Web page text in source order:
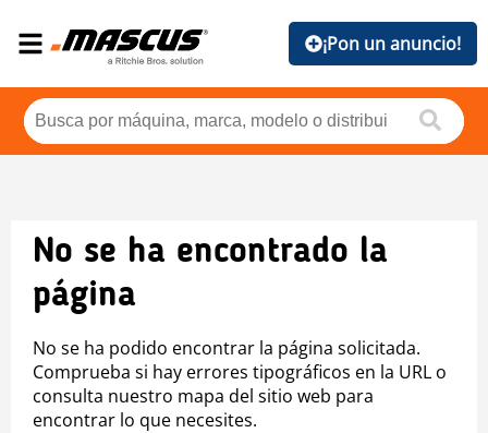
¡Pon un anuncio!
No se ha encontrado la
página
No se ha podido encontrar la página solicitada.
Comprueba si hay errores tipográficos en la URL o
consulta nuestro mapa del sitio web para
encontrar lo que necesites.